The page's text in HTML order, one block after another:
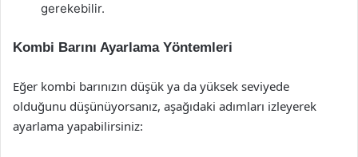
gerekebilir.
Kombi Barını Ayarlama Yöntemleri
Eğer kombi barınızın düşük ya da yüksek seviyede
olduğunu düşünüyorsanız, aşağıdaki adımları izleyerek
ayarlama yapabilirsiniz: